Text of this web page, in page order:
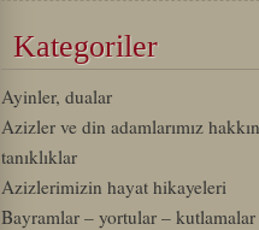
Kategoriler
Ayinler, dualar
Azizler ve din adamlarımız
tanıklıklar
Azizlerimizin hayat hikayeleri
Bayramlar – yortular – kutlamalar